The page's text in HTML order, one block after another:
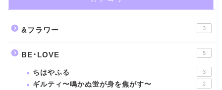
&フラワー 3
BE･LOVE 5
ちはやふる 3
ギルティ〜鳴かぬ蛍が身を焦がす〜 2